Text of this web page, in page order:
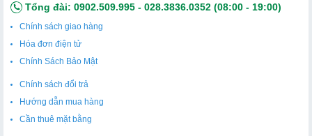
Tổng đài: 0902.509.995 - 028.3836.0352 (08:00 - 19:00)
Chính sách giao hàng
Hóa đơn điện tử
Chính Sách Bảo Mật
Chính sách đổi trả
Hướng dẫn mua hàng
Cần thuê mặt bằng